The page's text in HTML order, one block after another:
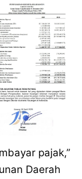
pajak,”
Daerah